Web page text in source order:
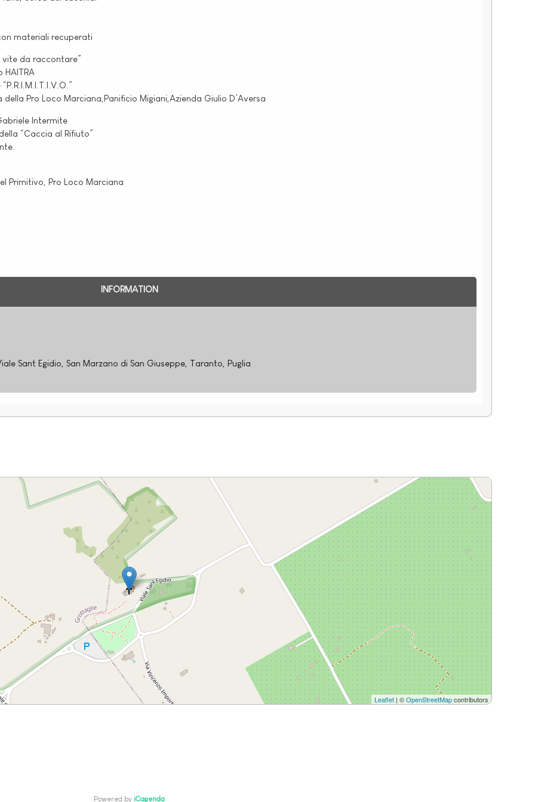
materiali recuperati
vite da raccontare”
della Pro Loco Marciana,Panificio Migiani,Azienda Giulio D’Aversa
Intermite
“Caccia al Rifiuto”
Primitivo, Pro Loco Marciana
INFORMATION
Sant Egidio, San Marzano di San Giuseppe, Taranto, Puglia
Leaflet | ©OpenStreetMapcontributors
Powered by iCagenda